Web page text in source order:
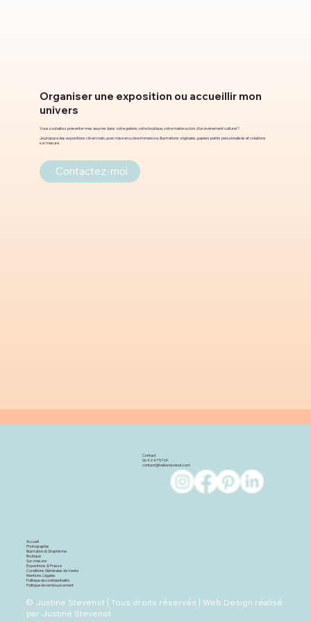
Organiser une exposition ou accueillir mon
univers
Vous souhaitez présenter mes œuvres dans votre galerie, votre boutique, votre mairie ou lors d’un événement culturel ?
Je propose des expositions clé en main, avec mise en scène immersive, illustrations originales, papiers peints personnalisés et créations
sur mesure.
Contactez-moi
Contact
06 42 47 57 69
contact@hellostevenot.com
Accueil
Photographie
Illustration & Graphisme
Boutique
Sur-mesure
Expositions & Presse
Conditions Générales de Vente
Mentions Légales
Politique de confidentialité
Politique de remboursement
© Justine Stevenot | Tous droits réservés | Web Design réalisé
par Justine Stevenot